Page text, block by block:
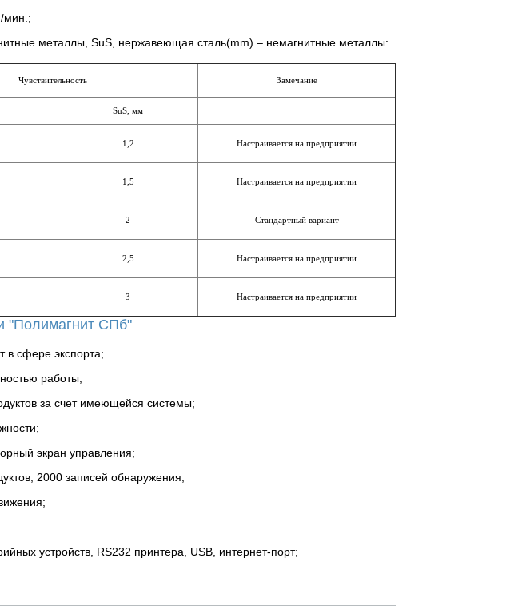
мин.;
металлы, SuS, нержавеющая сталь(mm) – немагнитные металлы:
Чувствительность Замечание
SuS, мм
1,2 Настраивается на предприятии
1,5 Настраивается на предприятии
2 Стандартный вариант
2,5 Настраивается на предприятии
3 Настраивается на предприятии
"Полимагнит СПб"
в сфере экспорта;
работы;
за счет имеющейся системы;
экран управления;
2000 записей обнаружения;
устройств, RS232 принтера, USB, интернет-порт;